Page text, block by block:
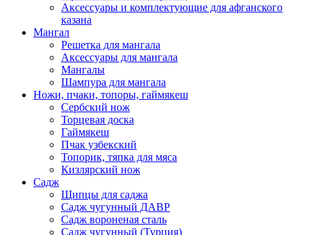
Аксессуары и комплектующие для афганского
казана
Мангал
Решетка для мангала
Аксессуары для мангала
Мангалы
Шампура для мангала
Ножи, пчаки, топоры, гаймякеш
Сербский нож
Торцевая доска
Гаймякеш
Пчак узбекский
Топорик, тяпка для мяса
Кизлярский нож
Садж
Щипцы для саджа
Садж чугунный ДАВР
Садж вороненая сталь
Садж чугунный (Турция)